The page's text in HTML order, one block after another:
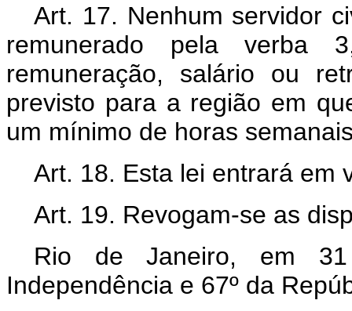
Art. 17. Nenhum servidor
remunerado pela verba
remuneração, salário ou
previsto para a região em
um mínimo de horas
Art. 18. Esta lei entrará em
Art. 19. Revogam-se as
Rio de Janeiro, em
Independência e 67º da